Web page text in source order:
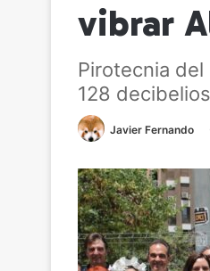
vibrar
Pirotecnia
128 decibelios
Javier Fernando